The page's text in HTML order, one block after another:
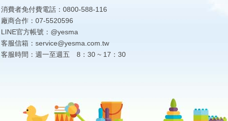
消費者免付費電話：0800-588-116
廠商合作：07-5520596
LINE官方帳號：@yesma
客服信箱：service@yesma.com.tw
客服時間：週一至週五 8：30 ~ 17：30